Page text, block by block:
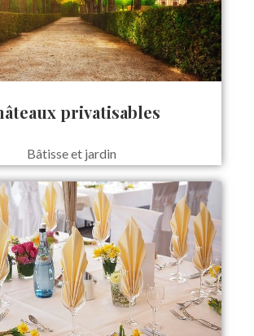
privatisables
Bâtisse et jardin